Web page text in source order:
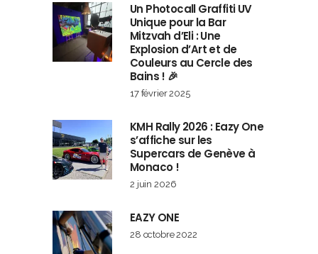
Un Photocall Graffiti UV
Unique pour la Bar
Mitzvah d’Eli : Une
Explosion d’Art et de
Couleurs au Cercle des
Bains ! 🎉
17 février 2025
KMH Rally 2026 : Eazy One
s’affiche sur les
Supercars de Genève à
Monaco !
2 juin 2026
EAZY ONE
28 octobre 2022